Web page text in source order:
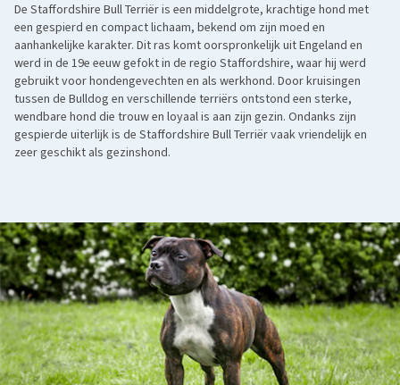
De Staffordshire Bull Terriër is een middelgrote, krachtige hond met
een gespierd en compact lichaam, bekend om zijn moed en
aanhankelijke karakter. Dit ras komt oorspronkelijk uit Engeland en
werd in de 19e eeuw gefokt in de regio Staffordshire, waar hij werd
gebruikt voor hondengevechten en als werkhond. Door kruisingen
tussen de Bulldog en verschillende terriërs ontstond een sterke,
wendbare hond die trouw en loyaal is aan zijn gezin. Ondanks zijn
gespierde uiterlijk is de Staffordshire Bull Terriër vaak vriendelijk en
zeer geschikt als gezinshond.